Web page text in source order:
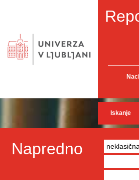
Iskanje
Napredno